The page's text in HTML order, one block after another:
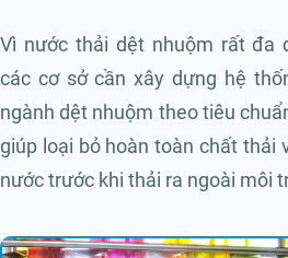
Vì nước thải dệt nhuộm rất đa
các cơ sở cần xây dựng hệ
ngành dệt nhuộm theo tiêu
giúp loại bỏ hoàn toàn chất thải
nước trước khi thải ra ngoài môi